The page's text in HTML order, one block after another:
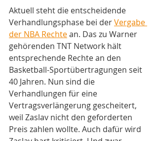
Aktuell steht die entscheidende
Verhandlungsphase bei der Vergabe
der NBA Rechte an. Das zu Warner
gehörenden TNT Network hält
entsprechende Rechte an den
Basketball-Sportübertragungen seit
40 Jahren. Nun sind die
Verhandlungen für eine
Vertragsverlängerung gescheitert,
weil Zaslav nicht den geforderten
Preis zahlen wollte. Auch dafür wird